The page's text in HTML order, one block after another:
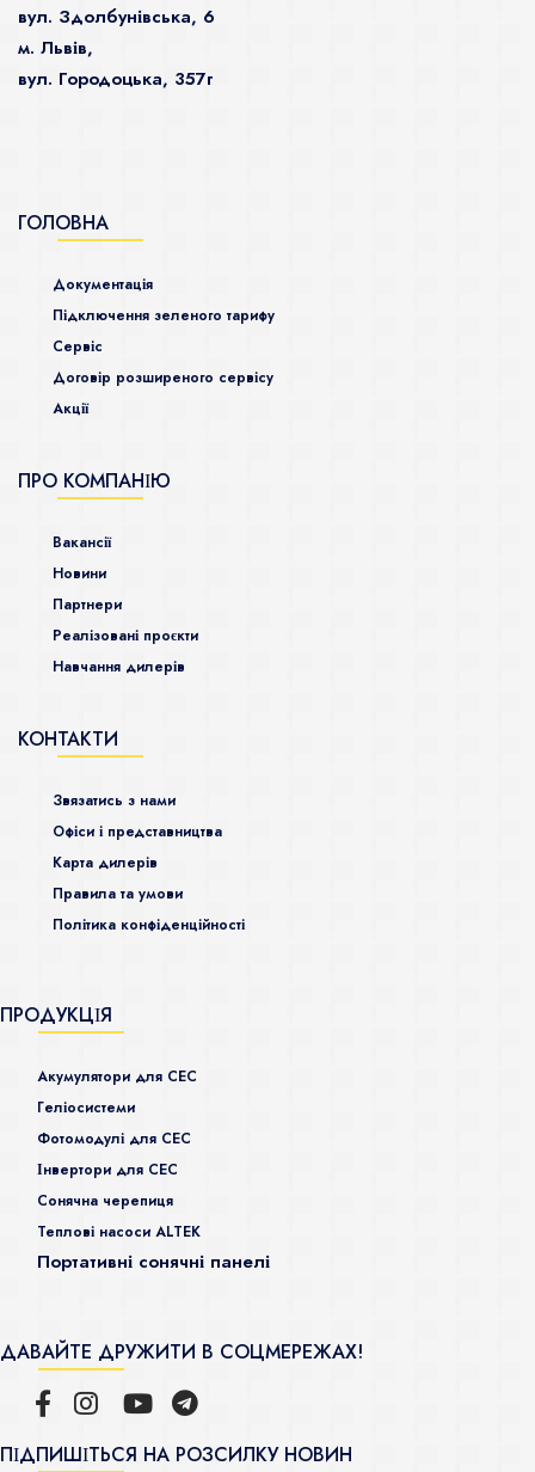
вул. Здолбунівська, 6
м. Львів,
вул. Городоцька, 357г
ГОЛОВНА
Документація
Підключення зеленого тарифу
Сервіс
Договір розширеного сервісу
Акції
ПРО КОМПАНІЮ
Ваканcії
Новини
Партнери
Реалізовані проєкти
Навчання дилерів
КОНТАКТИ
Звязатись з нами
Офіси і представництва
Карта дилерів
Правила та умови
Політика конфіденційності
ПРОДУКЦІЯ
Акумулятори для СЕС
Гeліосистеми
Фотомодулі для СЕС
Інвертори для СЕС
Сонячна черепиця
Теплові насоси ALTEK
Портативні сонячні панелі
ДАВАЙТЕ ДРУЖИТИ В СОЦМЕРЕЖАХ!
ПІДПИШІТЬСЯ НА РОЗСИЛКУ НОВИН